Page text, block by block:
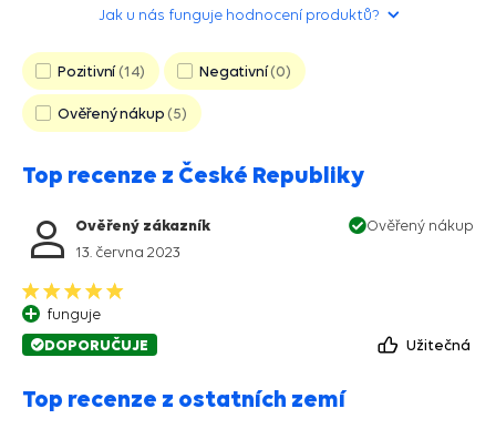
Jak u nás funguje hodnocení produktů?
Pozitivní 14 Negativní 0
Ověřený nákup 5
Top recenze z České Republiky
Ověřený zákazník
13. června 2023
Ověřený nákup
funguje
DOPORUČUJE
Užitečná
Top recenze z ostatních zemí